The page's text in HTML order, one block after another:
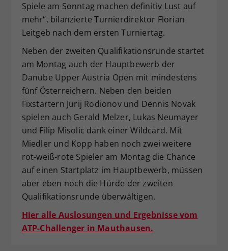
Spiele am Sonntag machen definitiv Lust auf
mehr“, bilanzierte Turnierdirektor Florian
Leitgeb nach dem ersten Turniertag.
Neben der zweiten Qualifikationsrunde startet
am Montag auch der Hauptbewerb der
Danube Upper Austria Open mit mindestens
fünf Österreichern. Neben den beiden
Fixstartern Jurij Rodionov und Dennis Novak
spielen auch Gerald Melzer, Lukas Neumayer
und Filip Misolic dank einer Wildcard. Mit
Miedler und Kopp haben noch zwei weitere
rot-weiß-rote Spieler am Montag die Chance
auf einen Startplatz im Hauptbewerb, müssen
aber eben noch die Hürde der zweiten
Qualifikationsrunde überwältigen.
Hier alle Auslosungen und Ergebnisse vom
ATP-Challenger in Mauthausen.